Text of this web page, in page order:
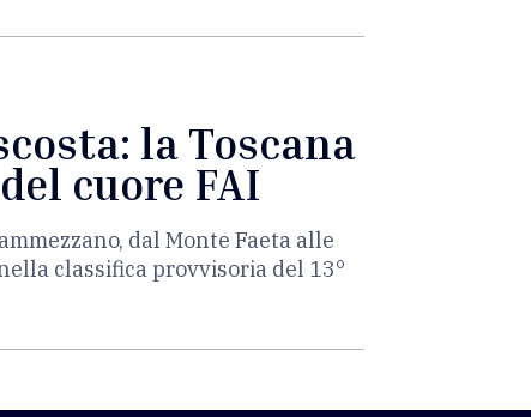
la Toscana
cuore FAI
dal Monte Faeta alle
classifica provvisoria del 13°